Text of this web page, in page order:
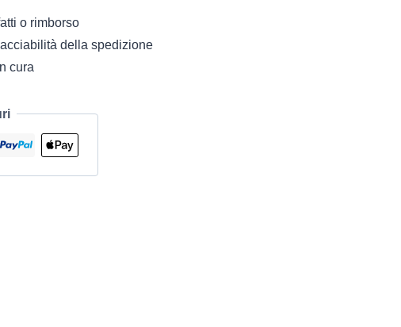
o rimborso
della spedizione
cura